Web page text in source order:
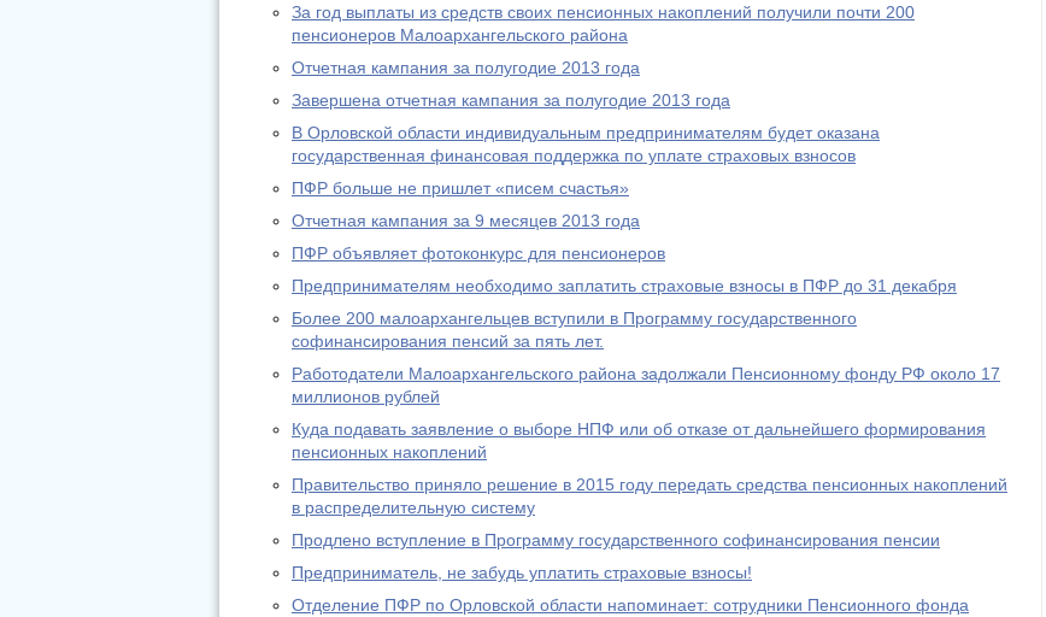
За год выплаты из средств своих пенсионных накоплений получили почти 200
пенсионеров Малоархангельского района
Отчетная кампания за полугодие 2013 года
Завершена отчетная кампания за полугодие 2013 года
В Орловской области индивидуальным предпринимателям будет оказана
государственная финансовая поддержка по уплате страховых взносов
ПФР больше не пришлет «писем счастья»
Отчетная кампания за 9 месяцев 2013 года
ПФР объявляет фотоконкурс для пенсионеров
Предпринимателям необходимо заплатить страховые взносы в ПФР до 31 декабря
Более 200 малоархангельцев вступили в Программу государственного
софинансирования пенсий за пять лет.
Работодатели Малоархангельского района задолжали Пенсионному фонду РФ около 17
миллионов рублей
Куда подавать заявление о выборе НПФ или об отказе от дальнейшего формирования
пенсионных накоплений
Правительство приняло решение в 2015 году передать средства пенсионных накоплений
в распределительную систему
Продлено вступление в Программу государственного софинансирования пенсии
Предприниматель, не забудь уплатить страховые взносы!
Отделение ПФР по Орловской области напоминает: сотрудники Пенсионного фонда